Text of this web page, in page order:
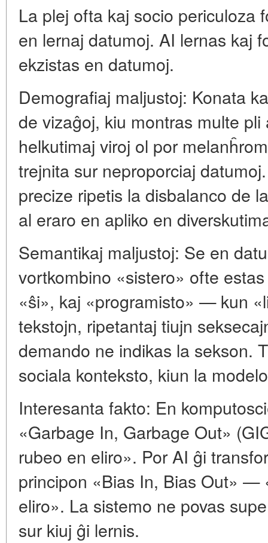
La plej ofta kaj socio periculoza
en lernaj datumoj. AI lernas kaj
ekzistas en datumoj.
Demografiaj maljustoj: Konata
de vizaĝoj, kiu montras multe
helkutimaj viroj ol por
trejnita sur neproporciaj
precize ripetis la disbalanco de
al eraro en apliko en
Semantikaj maljustoj: Se en
vortkombino «sistero» ofte
«ŝi», kaj «programisto» — kun
tekstojn, ripetantaj tiujn
demando ne indikas la sekson.
sociala konteksto, kiun la
Interesanta fakto: En
«Garbage In, Garbage Out»
rubeo en eliro». Por AI ĝi
principon «Bias In, Bias Out» —
eliro». La sistemo ne povas
sur kiuj ĝi lernis.